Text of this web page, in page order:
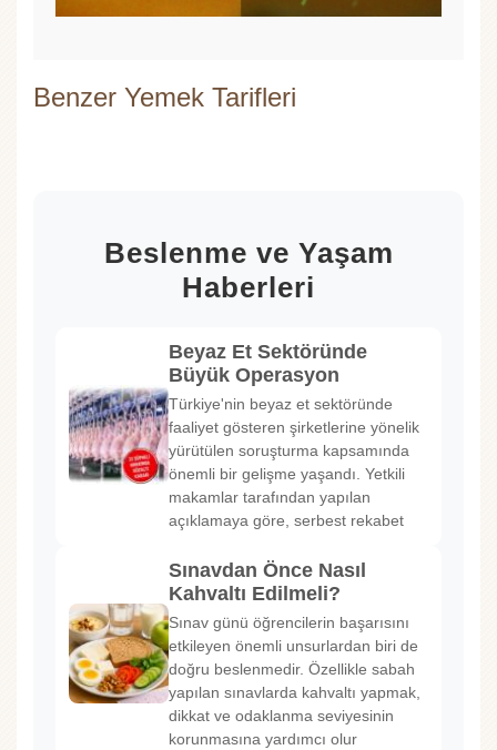
Benzer Yemek Tarifleri
Beslenme ve Yaşam
Haberleri
Beyaz Et Sektöründe
Büyük Operasyon
Türkiye'nin beyaz et sektöründe
faaliyet gösteren şirketlerine yönelik
yürütülen soruşturma kapsamında
önemli bir gelişme yaşandı. Yetkili
makamlar tarafından yapılan
açıklamaya göre, serbest rekabet
Sınavdan Önce Nasıl
Kahvaltı Edilmeli?
Sınav günü öğrencilerin başarısını
etkileyen önemli unsurlardan biri de
doğru beslenmedir. Özellikle sabah
yapılan sınavlarda kahvaltı yapmak,
dikkat ve odaklanma seviyesinin
korunmasına yardımcı olur